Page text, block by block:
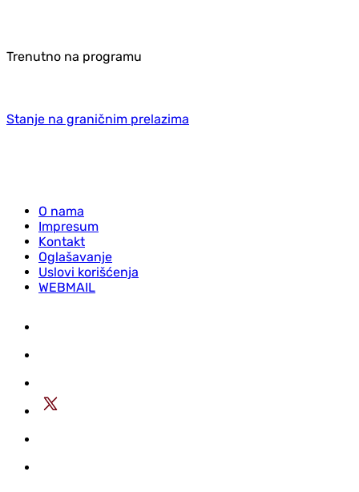
Trenutno na programu
Stanje na graničnim prelazima
O nama
Impresum
Kontakt
Oglašavanje
Uslovi korišćenja
WEBMAIL